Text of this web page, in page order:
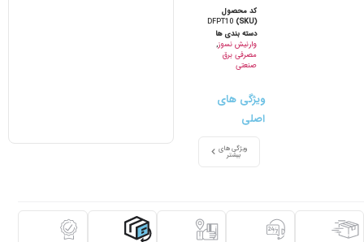
کد محصول
(SKU)
DFPT10
دسته بندی ها
وارنیش نسوز,
مصرفی برق
صنعتی
ویژگی های
اصلی
ویژگی های
بیشتر